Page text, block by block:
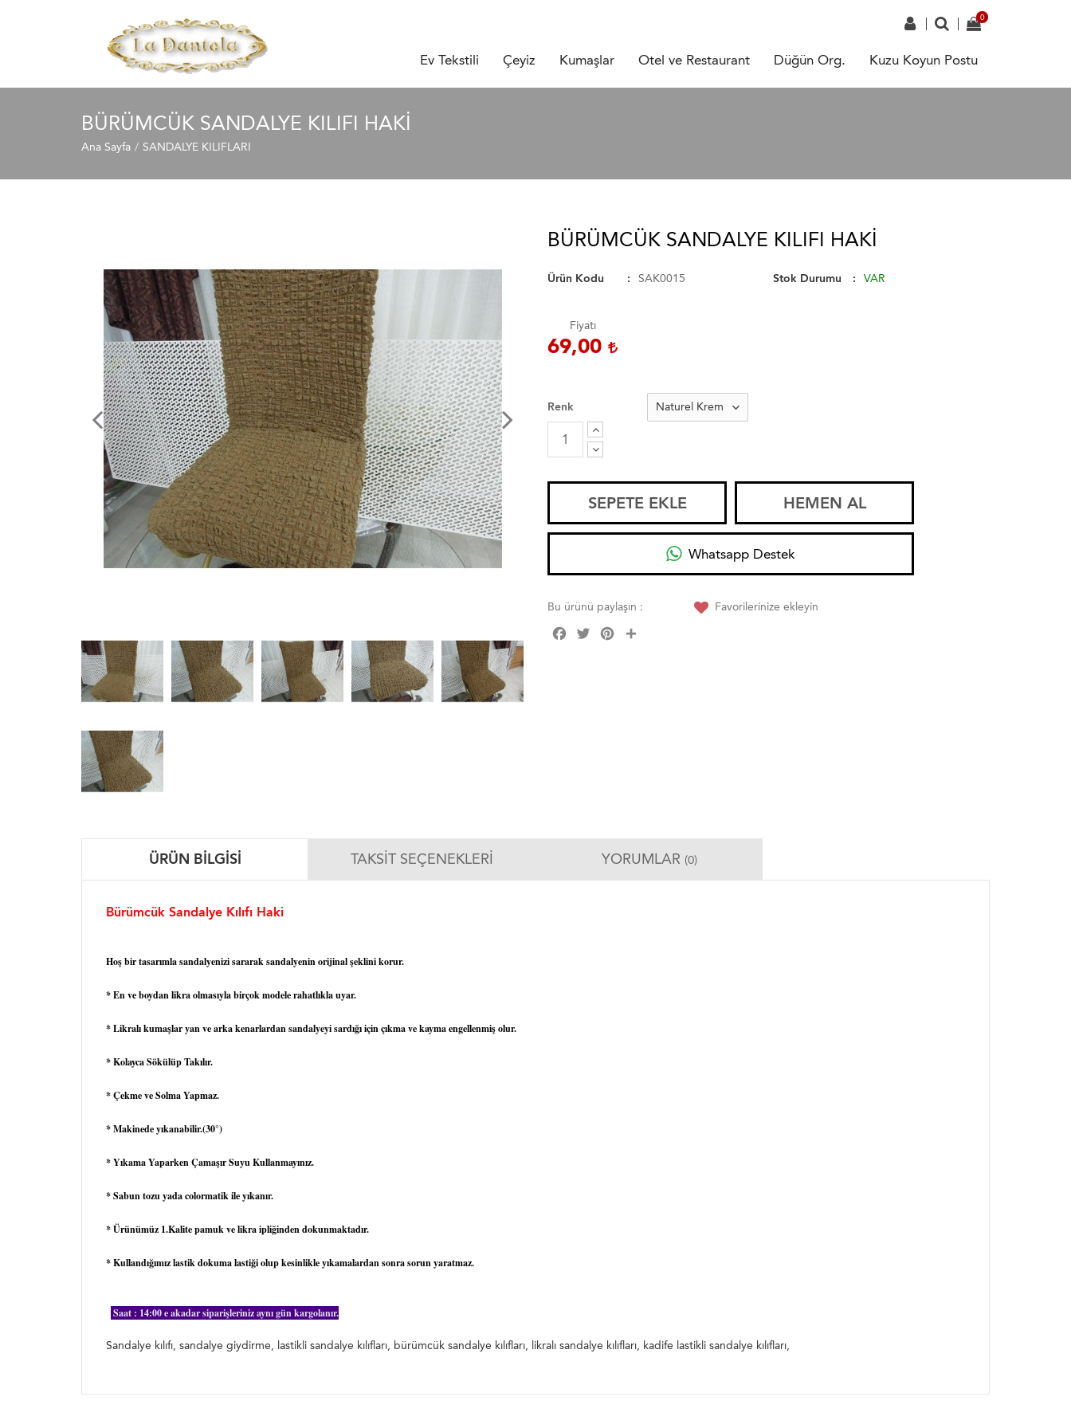
Ev Tekstili Çeyiz Kumaşlar Otel ve Restaurant Düğün Org. Kuzu Koyun Postu
BÜRÜMCÜK SANDALYE KILIFI HAKI
Ana Sayfa SANDALYE KILIFLARI
BÜRÜMCÜK SANDALYE KILIFI HAKI
Ürün Kodu SAK0015 Stok Durumu VAR
Fiyatı
69,00
Renk
SEPETE EKLE HEMEN AL
Whatsapp Destek
Bu ürünü paylaşın :
FacebookTwitterPinterest
Favorilerinize ekleyin
ÜRÜN BILGISI TAKSIT SEÇENEKLERI YORUMLAR (0)
Bürümcük Sandalye Kılıfı Haki
Hoş bir tasarımla sandalyenizi sararak sandalyenin orijinal şeklini korur.
* En ve boydan likra olmasıyla birçok modele rahatlıkla uyar.
* Likralı kumaşlar yan ve arka kenarlardan sandalyeyi sardığı için çıkma ve kayma engellenmiş olur.
* Kolayca Sökülüp Takılır.
* Çekme ve Solma Yapmaz.
* Makinede yıkanabilir.(30°)
* Yıkama Yaparken Çamaşır Suyu Kullanmayınız.
* Sabun tozu yada colormatik ile yıkanır.
* Ürünümüz 1.Kalite pamuk ve likra ipliğinden dokunmaktadır.
* Kullandığımız lastik dokuma lastiği olup kesinlikle yıkamalardan sonra sorun yaratmaz.
Saat : 14:00 e akadar siparişleriniz aynı gün kargolanır.
Sandalye kılıfı, sandalye giydirme, lastikli sandalye kılıfları, bürümcük sandalye kılıfları, likralı sandalye kılıfları, kadife lastikli sandalye kılıfları,